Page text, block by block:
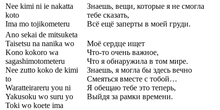
Nee kimi ni ie nakatta
koto
Ima mo tojikometeru
Знаешь, вещи, которые я не смогла
тебе сказать,
Всё ещё заперты в моей груди.
Ano sekai de mitsuketa
Taisetsu na nanika wo
Kono kokoro wa
sagashimotometeru
Nee zutto koko de kimi
to
Waratteirareru you ni
Yakusoku wo suru yo
Toki wo koete ima
Моё сердце ищет
Что-то очень важное,
Что я обнаружила в том мире.
Знаешь, я могла бы здесь вечно
Смеяться вместе с тобой…
Я обещаю тебе это теперь,
Выйдя за рамки времени.